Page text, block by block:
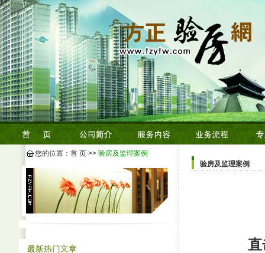
您的位置： 首 页 >> 验房及监理案例
验房及监理案例